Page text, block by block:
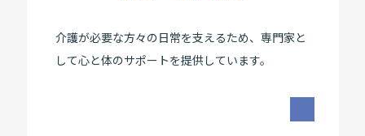
介護が必要な方々の日常を支えるため、専門家と
して心と体のサポートを提供しています。